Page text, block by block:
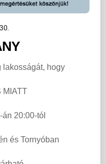
lakosságát, hogy
MIATT
20:00-tól
és Tornyóban